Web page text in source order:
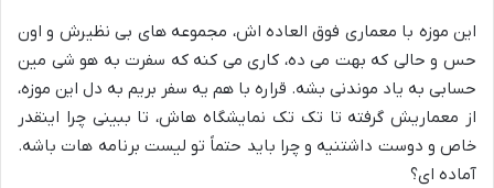
این موزه با معماری فوق العاده اش، مجموعه های بی نظیرش و اون
حس و حالی که بهت می ده، کاری می کنه که سفرت به هو شی مین
حسابی به یاد موندنی بشه. قراره با هم یه سفر بریم به دل این موزه،
از معماریش گرفته تا تک تک نمایشگاه هاش، تا ببینی چرا اینقدر
خاص و دوست داشتنیه و چرا باید حتماً تو لیست برنامه هات باشه.
آماده ای؟